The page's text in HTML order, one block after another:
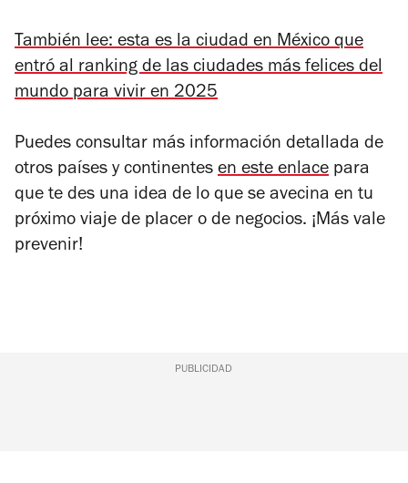
También lee: esta es la ciudad en México que
entró al ranking de las ciudades más felices del
mundo para vivir en 2025
Puedes consultar más información detallada de
otros países y continentes en este enlace para
que te des una idea de lo que se avecina en tu
próximo viaje de placer o de negocios. ¡Más vale
prevenir!
PUBLICIDAD